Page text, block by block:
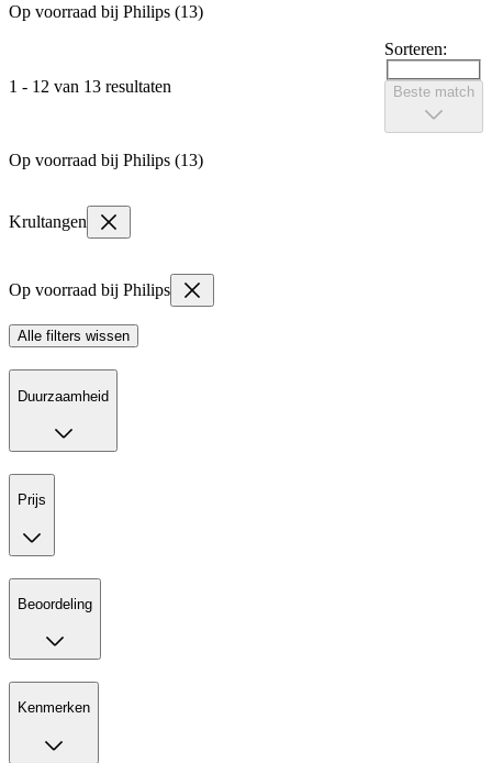
Op voorraad bij Philips (13)
1 - 12 van 13 resultaten
Sorteren:
Beste match
Op voorraad bij Philips (13)
Krultangen
Op voorraad bij Philips
Alle filters wissen
Duurzaamheid
Prijs
Beoordeling
Kenmerken